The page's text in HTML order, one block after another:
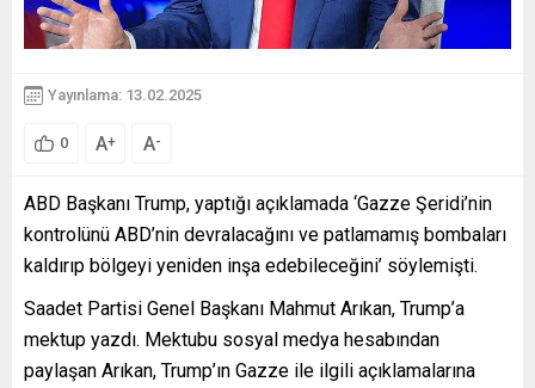
Yayınlama: 13.02.2025
0 A+ A-
ABD Başkanı Trump, yaptığı açıklamada ‘Gazze Şeridi’nin
kontrolünü ABD’nin devralacağını ve patlamamış bombaları
kaldırıp bölgeyi yeniden inşa edebileceğini’ söylemişti.
Saadet Partisi Genel Başkanı Mahmut Arıkan, Trump’a
mektup yazdı. Mektubu sosyal medya hesabından
paylaşan Arıkan, Trump’ın Gazze ile ilgili açıklamalarına